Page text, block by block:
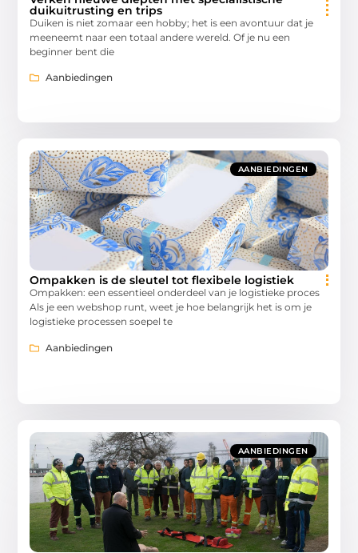
duikuitrusting en trips
Duiken is niet zomaar een hobby; het is een avontuur dat je
meeneemt naar een totaal andere wereld. Of je nu een
beginner bent die
Aanbiedingen
AANBIEDINGEN
Ompakken is de sleutel tot flexibele logistiek
Ompakken: een essentieel onderdeel van je logistieke proces
Als je een webshop runt, weet je hoe belangrijk het is om je
logistieke processen soepel te
Aanbiedingen
AANBIEDINGEN